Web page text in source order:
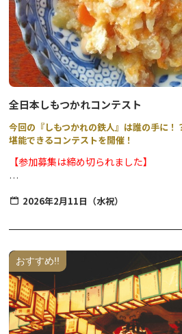
全日本しもつかれコンテスト
今回の『しもつかれの鉄人』は誰の手に！
堪能できるコンテストを開催！
【参加募集は締め切られました】
・整理券配布 9：30～
・入場（投票）10：30～13：00の間で
※ご入場につきましては、整理券に記
せん。
・審査発表、表彰式 13：30～
詳細は直接下記までお問合せください。
主催：日光商工会議所女性会「第22回
2026年2月11日（水祝）
おすすめ!!